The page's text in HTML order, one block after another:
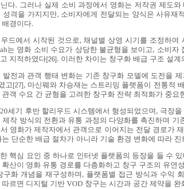
다. 그러나 실제 소비 과정에서 영화는 저작권 제도
성격을 가지지만, 소비자에게 전달되는 양식은 사유재
경이다.
드에서 시작된 것으로, 채널별 상영 시기를 조정하
는 영화 소비 수요가 상당한 불균형을 보이고, 소비
지적하였다[26] . 이러한 차이는 창구화 배급 구조 설계
발전과 관객 행태 변화는 기존 창구화 모델에 도전을
고 [27] , 마신웨와 차승재는 스트리밍 플랫폼이 전통적
객 수요 간 균형을 고려한 창구화 전략 최적화가 중요
세기 후반 할리우드 시스템에서 형성되었으며, 극장
제작 방식의 전환과 유통 과정의 다양화를 촉진하며 기
영화가 제작자에서 관객으로 이어지는 전달 경로가
단순한 배급 절차가 아니라 기술 환경 변화에 따라
핵심 요인 중 하나로 인터넷 플랫폼의 등장을 들 수 있
산이 영화 유통 경로를 다층화하고 창구 구조의 유연
구화 개념을 재구성하며, 플랫폼별 접근 방식과 수익
따르면 디지털 기반 VOD 창구는 시간과 공간 제약을